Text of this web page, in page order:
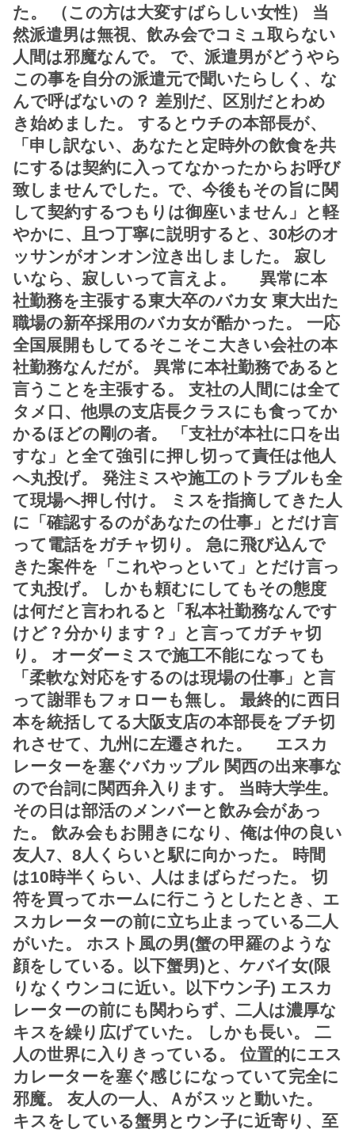
た。 （この方は大変すばらしい女性） 当
然派遣男は無視、飲み会でコミュ取らない
人間は邪魔なんで。 で、派遣男がどうやら
この事を自分の派遣元で聞いたらしく、な
んで呼ばないの？ 差別だ、区別だとわめ
き始めました。 するとウチの本部長が、
「申し訳ない、あなたと定時外の飲食を共
にするは契約に入ってなかったからお呼び
致しませんでした。で、今後もその旨に関
して契約するつもりは御座いません」と軽
やかに、且つ丁寧に説明すると、30杉のオ
ッサンがオンオン泣き出しました。 寂し
いなら、寂しいって言えよ。 異常に本
社勤務を主張する東大卒のバカ女 東大出た
職場の新卒採用のバカ女が酷かった。 一応
全国展開もしてるそこそこ大きい会社の本
社勤務なんだが。 異常に本社勤務であると
言うことを主張する。 支社の人間には全て
タメ口、他県の支店長クラスにも食ってか
かるほどの剛の者。 「支社が本社に口を出
すな」と全て強引に押し切って責任は他人
へ丸投げ。 発注ミスや施工のトラブルも全
て現場へ押し付け。 ミスを指摘してきた人
に「確認するのがあなたの仕事」とだけ言
って電話をガチャ切り。 急に飛び込んで
きた案件を「これやっといて」とだけ言っ
て丸投げ。 しかも頼むにしてもその態度
は何だと言われると「私本社勤務なんです
けど？分かります？」と言ってガチャ切
り。 オーダーミスで施工不能になっても
「柔軟な対応をするのは現場の仕事」と言
って謝罪もフォローも無し。 最終的に西日
本を統括してる大阪支店の本部長をブチ切
れさせて、九州に左遷された。 エスカ
レーターを塞ぐバカップル 関西の出来事な
ので台詞に関西弁入ります。 当時大学生。
その日は部活のメンバーと飲み会があっ
た。 飲み会もお開きになり、俺は仲の良い
友人7、8人くらいと駅に向かった。 時間
は10時半くらい、人はまばらだった。 切
符を買ってホームに行こうとしたとき、エ
スカレーターの前に立ち止まっている二人
がいた。 ホスト風の男(蟹の甲羅のような
顔をしている。以下蟹男)と、ケバイ女(限
りなくウンコに近い。以下ウン子) エスカ
レーターの前にも関わらず、二人は濃厚な
キスを繰り広げていた。 しかも長い。 二
人の世界に入りきっている。 位置的にエス
カレーターを塞ぐ感じになっていて完全に
邪魔。 友人の一人、Ａがスッと動いた。
キスをしている蟹男とウン子に近寄り、至